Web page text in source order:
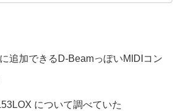
追加できるD-BeamっぽいMIDIコン
について調べていた